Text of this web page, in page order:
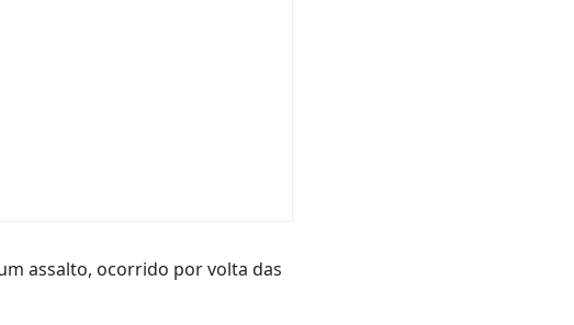
assalto, ocorrido por volta das